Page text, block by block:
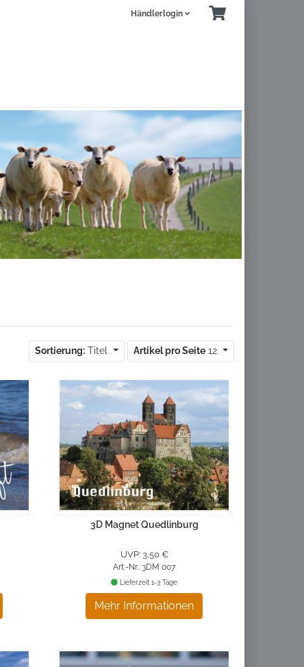
Händlerlogin
Sortierung: Titel Artikel pro Seite 12
3D Magnet Quedlinburg
UVP: 3,50 €
Art.-Nr.: 3DM 007
Mehr Informationen
Lieferzeit 1-3 Tage